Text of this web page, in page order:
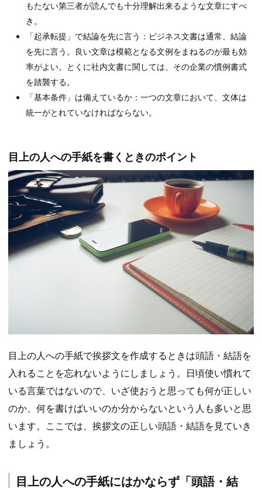
もたない第三者が読んでも十分理解出来るような文章にすべ
き。
「起承転提」で結論を先に言う：ビジネス文書は通常、結論
を先に言う。良い文章は模範となる文例をまねるのが最も効
率がよい。とくに社内文書に関しては、その企業の慣例書式
を踏襲する。
「基本条件」は備えているか：一つの文章において、文体は
統一がとれていなければならない。
目上の人への手紙を書くときのポイント
目上の人への手紙で挨拶文を作成するときは頭語・結語を
入れることを忘れないようにしましょう。日頃使い慣れて
いる言葉ではないので、いざ使おうと思っても何が正しい
のか、何を書けばいいのか分からないという人も多いと思
います。ここでは、挨拶文の正しい頭語・結語を見ていき
ましょう。
目上の人への手紙にはかならず「頭語・結